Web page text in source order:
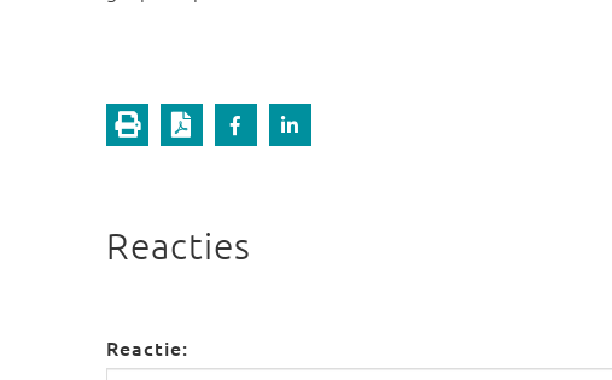
Reacties
Reactie: